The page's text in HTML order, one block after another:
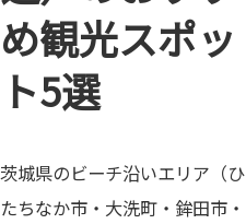
め観光スポッ
ト5選
茨城県のビーチ沿いエリア（ひ
たちなか市・大洗町・鉾田市・